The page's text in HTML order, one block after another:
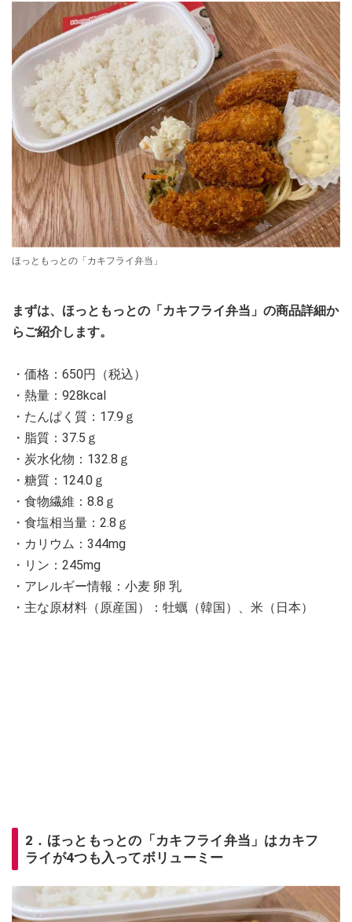
ほっともっとの「カキフライ弁当」
まずは、ほっともっとの「カキフライ弁当」の商品詳細か
らご紹介します。
・価格：650円（税込）
・熱量：928kcal
・たんぱく質：17.9ｇ
・脂質：37.5ｇ
・炭⽔化物：132.8ｇ
・糖質：124.0ｇ
・食物繊維：8.8ｇ
・⾷塩相当量：2.8ｇ
・カリウム：344mg
・リン：245mg
・アレルギー情報：小麦 卵 乳
・主な原材料（原産国）：牡蠣（韓国）、米（日本）
2．ほっともっとの「カキフライ弁当」はカキフ
ライが4つも入ってボリューミー